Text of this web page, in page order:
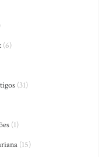
(6)
(31)
(1)
(15)